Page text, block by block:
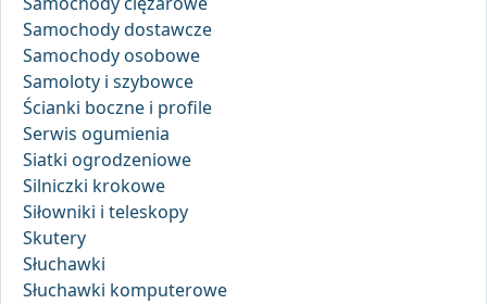
Samochody dostawcze
Samochody osobowe
Samoloty i szybowce
Ścianki boczne i profile
Serwis ogumienia
Siatki ogrodzeniowe
Silniczki krokowe
Siłowniki i teleskopy
Skutery
Słuchawki
Słuchawki komputerowe